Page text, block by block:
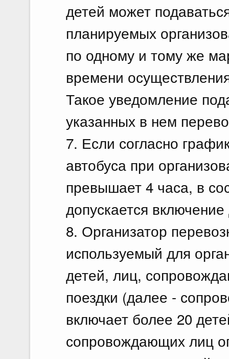
детей может
планируемых
по одному и тому же
времени
Такое уведомление
указанных в нем
7. Если согласно
автобуса при
превышает 4 часа, в
допускается
8. Организатор
используемый для
детей, лиц,
поездки (далее -
включает более 20
сопровождающих лиц